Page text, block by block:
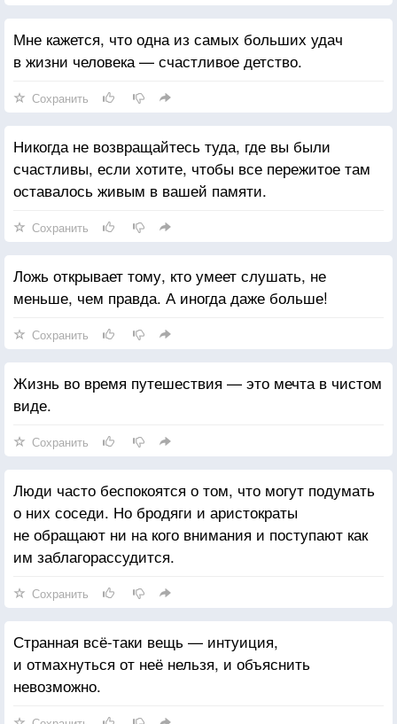
Мне кажется, что одна из самых больших удач
в жизни человека — счастливое детство.
Сохранить
Никогда не возвращайтесь туда, где вы были
счастливы, если хотите, чтобы все пережитое там
оставалось живым в вашей памяти.
Сохранить
Ложь открывает тому, кто умеет слушать, не
меньше, чем правда. А иногда даже больше!
Сохранить
Жизнь во время путешествия — это мечта в чистом
виде.
Сохранить
Люди часто беспокоятся о том, что могут подумать
о них соседи. Но бродяги и аристократы
не обращают ни на кого внимания и поступают как
им заблагорассудится.
Сохранить
Странная всё-таки вещь — интуиция,
и отмахнуться от неё нельзя, и объяснить
невозможно.